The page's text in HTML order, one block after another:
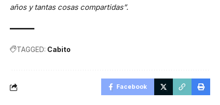
años y tantas cosas compartidas”.
TAGGED: Cabito
Facebook